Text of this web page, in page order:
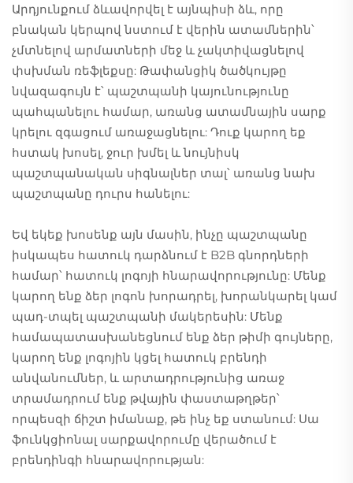
Արդյունքում ձևավորվել է այնպիսի ձև, որը
բնական կերպով նստում է վերին ատամներին՝
չմտնելով արմատների մեջ և չակտիվացնելով
փսխման ռեֆլեքսը: Թափանցիկ ծածկույթը
նվազագույն է՝ պաշտպանի կայունությունը
պահպանելու համար, առանց ատամնային սարք
կրելու զգացում առաջացնելու: Դուք կարող եք
հստակ խոսել, ջուր խմել և նույնիսկ
պաշտպանական սիգնալներ տալ՝ առանց նախ
պաշտպանը դուրս հանելու:
Եվ եկեք խոսենք այն մասին, ինչը պաշտպանը
իսկապես հատուկ դարձնում է B2B գնորդների
համար՝ հատուկ լոգոյի հնարավորությունը: Մենք
կարող ենք ձեր լոգոն խորադրել, խորանկարել կամ
պադ-տպել պաշտպանի մակերեսին: Մենք
համապատասխանեցնում ենք ձեր թիմի գույները,
կարող ենք լոգոյին կցել հատուկ բրենդի
անվանումներ, և արտադրությունից առաջ
տրամադրում ենք թվային փաստաթղթեր՝
որպեսզի ճիշտ իմանաք, թե ինչ եք ստանում: Սա
ֆունկցիոնալ սարքավորումը վերածում է
բրենդինգի հնարավորության: